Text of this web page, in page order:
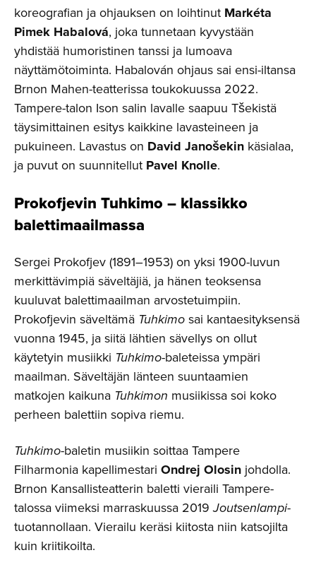
koreografian ja ohjauksen on loihtinut Markéta
Pimek Habalová, joka tunnetaan kyvystään
yhdistää humoristinen tanssi ja lumoava
näyttämötoiminta. Habalován ohjaus sai ensi-iltansa
Brnon Mahen-teatterissa toukokuussa 2022.
Tampere-talon Ison salin lavalle saapuu Tšekistä
täysimittainen esitys kaikkine lavasteineen ja
pukuineen. Lavastus on David Janošekin käsialaa,
ja puvut on suunnitellut Pavel Knolle.
Prokofjevin Tuhkimo – klassikko
balettimaailmassa
Sergei Prokofjev (1891–1953) on yksi 1900-luvun
merkittävimpiä säveltäjiä, ja hänen teoksensa
kuuluvat balettimaailman arvostetuimpiin.
Prokofjevin säveltämä Tuhkimosai kantaesityksensä
vuonna 1945, ja siitä lähtien sävellys on ollut
käytetyin musiikki Tuhkimo-baleteissa ympäri
maailman. Säveltäjän länteen suuntaamien
matkojen kaikuna Tuhkimon musiikissa soi koko
perheen balettiin sopiva riemu.
Tuhkimo-baletin musiikin soittaa Tampere
Filharmonia kapellimestari Ondrej Olosin johdolla.
Brnon Kansallisteatterin baletti vieraili Tampere-
talossa viimeksi marraskuussa 2019Joutsenlampi-
tuotannollaan. Vierailu keräsi kiitosta niin katsojilta
kuin kriitikoilta.